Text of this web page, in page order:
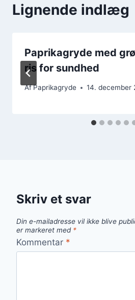
Lignende indlæg
Paprikagryde med
ris for sundhed
AfPaprikagryde 14. december
Skriv et svar
Din e-mailadresse vil ikke blive
er markeret med *
Kommentar *